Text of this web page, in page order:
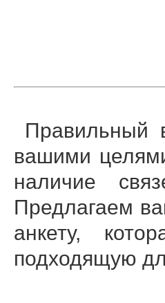
Правильный
вашими
наличие
Предлагаем
анкету,
подходящую